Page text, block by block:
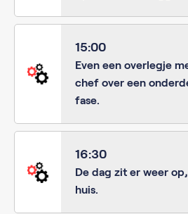
15:00
Even een overlegje
chef over een
fase.
16:30
De dag zit er weer
huis.